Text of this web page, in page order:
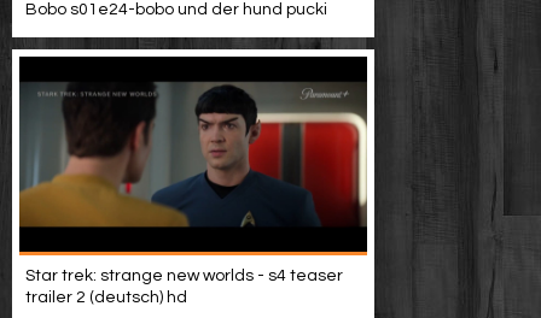
Bobo s01e24-bobo und der hund pucki
Star trek: strange new worlds - s4 teaser
trailer 2 (deutsch) hd